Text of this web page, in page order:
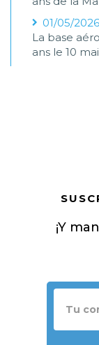
01/05/2026
La base
ans le 10 mai
¡Y